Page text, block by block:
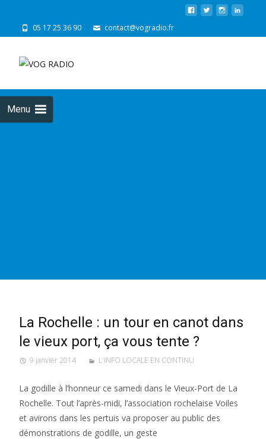
05 17 25 36 90 contact@vogradio.fr
Menu
La Rochelle : un tour en canot dans
le vieux port, ça vous tente ?
9 janvier 2014 L'INFO LOCALE EN CONTINU
La godille à l’honneur ce samedi dans le Vieux-Port de La
Rochelle. Tout l’après-midi, l’association rochelaise Voiles
et avirons dans les pertuis va proposer au public des
démonstrations de godille, un geste